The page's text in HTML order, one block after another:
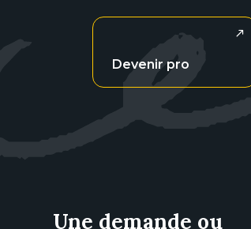
Devenir pro
Une demande ou